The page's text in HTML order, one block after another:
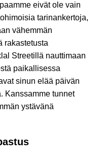
eivät ole vain
tarinankertoja,
vähemmän
rakastetusta
Streetillä nauttimaan
paikallisessa
sinun elää päivän
Kanssamme tunnet
ystävänä